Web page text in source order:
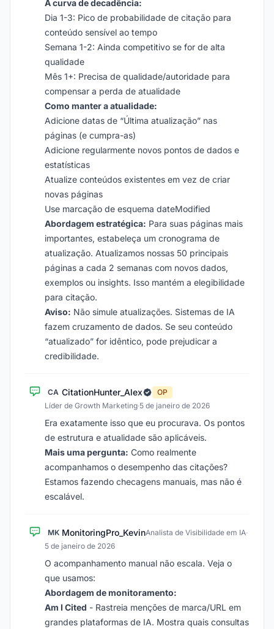
A curva de decadência:
Dia 1-3: Pico de probabilidade de citação para
conteúdo sensível ao tempo
Semana 1-2: Ainda competitivo se for de alta
qualidade
Mês 1+: Precisa de qualidade/autoridade para
compensar a perda de atualidade
Como manter a atualidade:
Adicione datas de “Última atualização” nas
páginas (e cumpra-as)
Adicione regularmente novos pontos de dados e
estatísticas
Atualize conteúdos existentes em vez de criar
novas páginas
Use marcação de esquema dateModified
Abordagem estratégica: Para suas páginas mais
importantes, estabeleça um cronograma de
atualização. Atualizamos nossas 50 principais
páginas a cada 2 semanas com novos dados,
exemplos ou insights. Isso mantém a elegibilidade
para citação.
Aviso: Não simule atualizações. Sistemas de IA
fazem cruzamento de dados. Se seu conteúdo
“atualizado” for idêntico, pode prejudicar a
credibilidade.
CA CitationHunter_Alex
OP
Líder de Growth Marketing·5 de janeiro de 2026
Era exatamente isso que eu procurava. Os pontos
de estrutura e atualidade são aplicáveis.
Mais uma pergunta: Como realmente
acompanhamos o desempenho das citações?
Estamos fazendo checagens manuais, mas não é
escalável.
MK MonitoringPro_KevinAnalista de Visibilidade em IA·
5 de janeiro de 2026
O acompanhamento manual não escala. Veja o
que usamos:
Abordagem de monitoramento:
Am I Cited - Rastreia menções de marca/URL em
grandes plataformas de IA. Mostra quais consultas